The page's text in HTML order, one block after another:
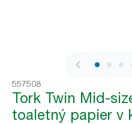
1 /
557508
Tork Twin Mid-
toaletný papier v